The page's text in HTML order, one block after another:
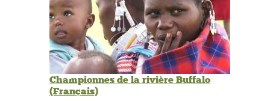
Championnes de la rivière Buffalo
(Français)